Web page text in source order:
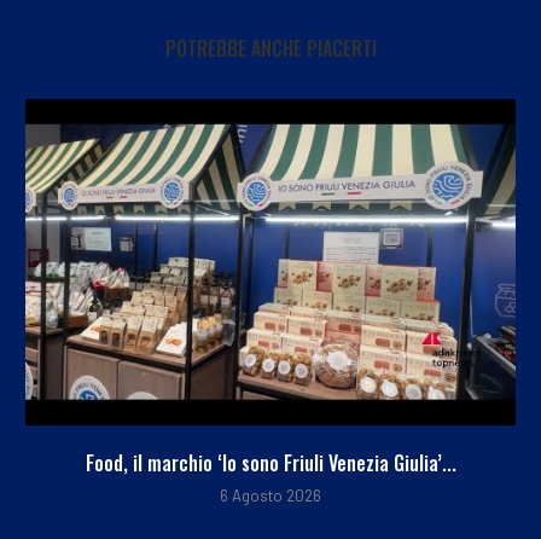
POTREBBE ANCHE PIACERTI
Food, il marchio ‘Io sono Friuli Venezia Giulia’...
6 Agosto 2026